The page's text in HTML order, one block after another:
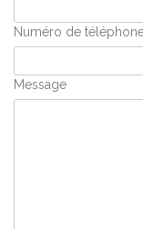
Numéro de
Message